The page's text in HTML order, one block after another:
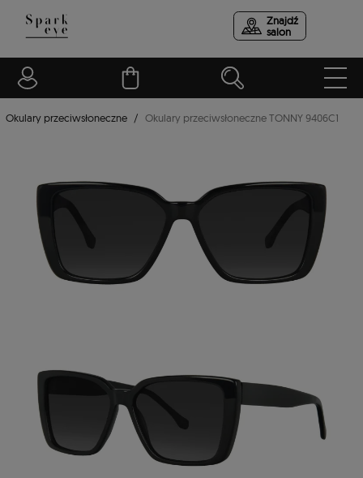
Znajdź
salon
Okulary przeciwsłoneczne Okulary przeciwsłoneczne TONNY 9406C1